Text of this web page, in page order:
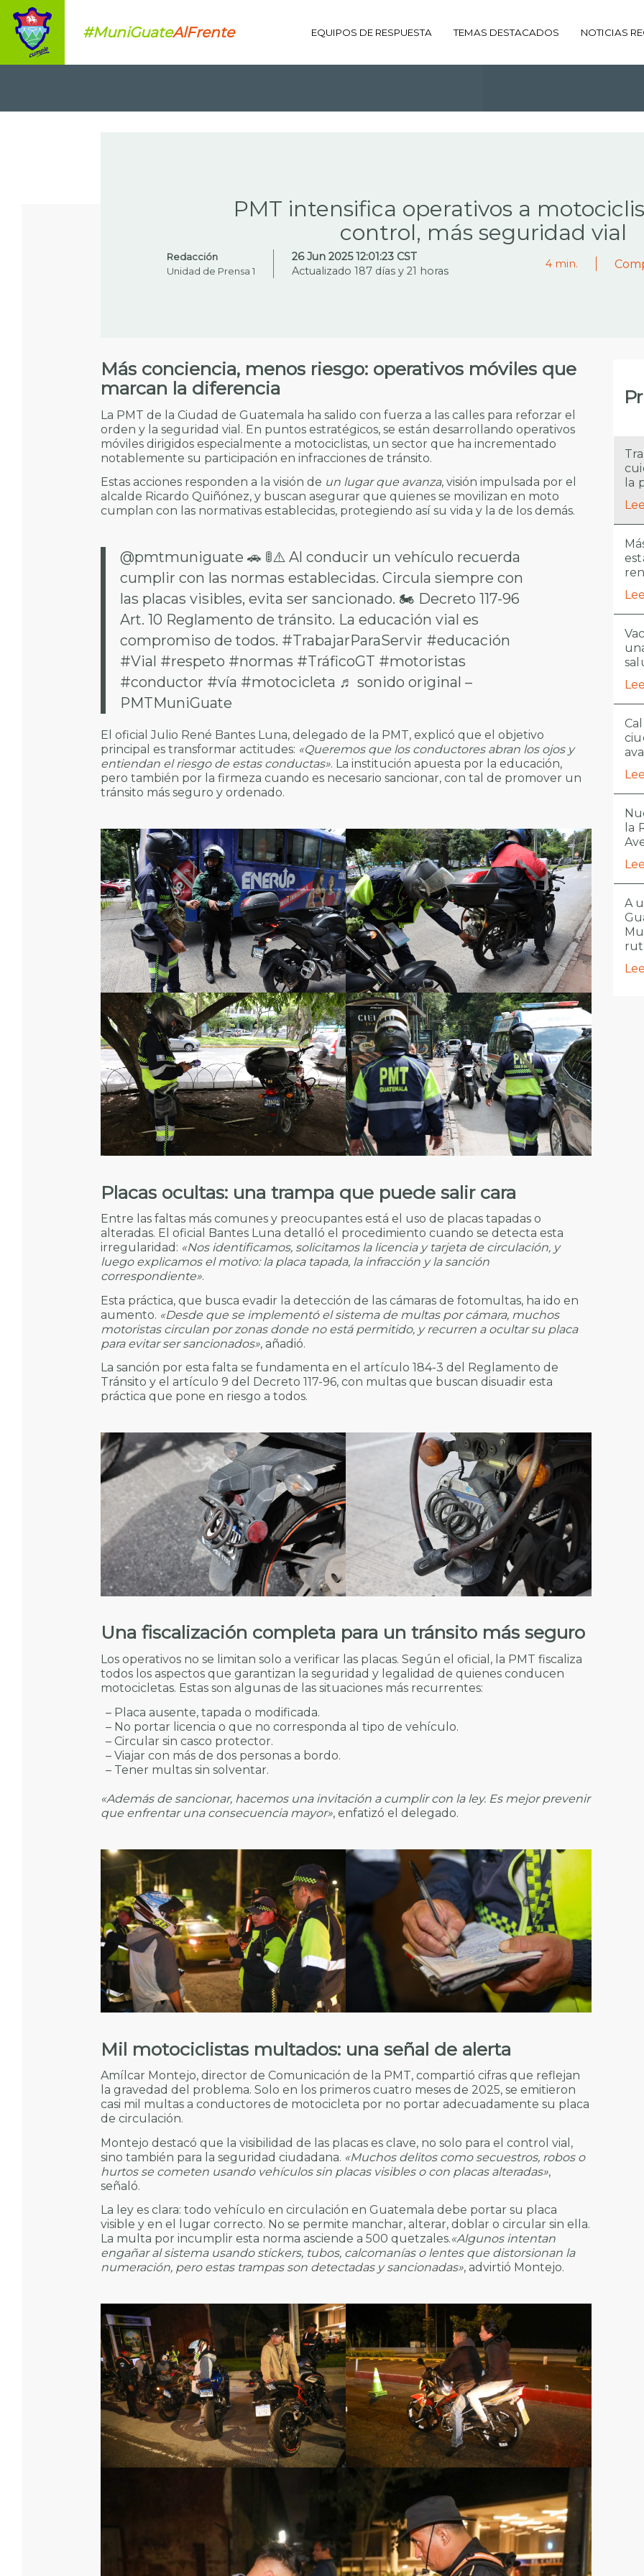
EQUIPOS DE RESPUESTA TEMAS DESTACADOS NOTICIAS
#MuniGuateAlFrente
PMT intensifica operativos a
control, más seguridad vial
Redacción
Unidad de Prensa 1
26 Jun 2025 12:01:23 CST
Actualizado 187 días y 21 horas
4 min.
Más conciencia, menos riesgo: operativos móviles que
marcan la diferencia
La PMT de la Ciudad de Guatemala ha salido con fuerza a las calles para reforzar el
orden y la seguridad vial. En puntos estratégicos, se están desarrollando operativos
móviles dirigidos especialmente a motociclistas, un sector que ha incrementado
notablemente su participación en infracciones de tránsito.
Estas acciones responden a la visión de un lugar que avanza, visión impulsada por el
alcalde Ricardo Quiñónez, y buscan asegurar que quienes se movilizan en moto
cumplan con las normativas establecidas, protegiendo así su vida y la de los demás.
@pmtmuniguate 🚗 🚦⚠️ Al conducir un vehículo recuerda
cumplir con las normas establecidas. Circula siempre con
las placas visibles, evita ser sancionado. 🏍️ Decreto 117-96
Art. 10 Reglamento de tránsito. La educación vial es
compromiso de todos. #TrabajarParaServir #educación
#Vial #respeto #normas #TráficoGT #motoristas
#conductor #vía #motocicleta ♬ sonido original –
PMTMuniGuate
El oficial Julio René Bantes Luna, delegado de la PMT, explicó que el objetivo
principal es transformar actitudes: «Queremos que los conductores abran los ojos y
entiendan el riesgo de estas conductas». La institución apuesta por la educación,
pero también por la firmeza cuando es necesario sancionar, con tal de promover un
tránsito más seguro y ordenado.
Placas ocultas: una trampa que puede salir cara
Entre las faltas más comunes y preocupantes está el uso de placas tapadas o
alteradas. El oficial Bantes Luna detalló el procedimiento cuando se detecta esta
irregularidad: «Nos identificamos, solicitamos la licencia y tarjeta de circulación, y
luego explicamos el motivo: la placa tapada, la infracción y la sanción
correspondiente».
Esta práctica, que busca evadir la detección de las cámaras de fotomultas, ha ido en
aumento. «Desde que se implementó el sistema de multas por cámara, muchos
motoristas circulan por zonas donde no está permitido, y recurren a ocultar su placa
para evitar ser sancionados», añadió.
La sanción por esta falta se fundamenta en el artículo 184-3 del Reglamento de
Tránsito y el artículo 9 del Decreto 117-96, con multas que buscan disuadir esta
práctica que pone en riesgo a todos.
Una fiscalización completa para un tránsito más seguro
Los operativos no se limitan solo a verificar las placas. Según el oficial, la PMT fiscaliza
todos los aspectos que garantizan la seguridad y legalidad de quienes conducen
motocicletas. Estas son algunas de las situaciones más recurrentes:
– Placa ausente, tapada o modificada.
– No portar licencia o que no corresponda al tipo de vehículo.
– Circular sin casco protector.
– Viajar con más de dos personas a bordo.
– Tener multas sin solventar.
«Además de sancionar, hacemos una invitación a cumplir con la ley. Es mejor prevenir
que enfrentar una consecuencia mayor», enfatizó el delegado.
Mil motociclistas multados: una señal de alerta
Amílcar Montejo, director de Comunicación de la PMT, compartió cifras que reflejan
la gravedad del problema. Solo en los primeros cuatro meses de 2025, se emitieron
casi mil multas a conductores de motocicleta por no portar adecuadamente su placa
de circulación.
Montejo destacó que la visibilidad de las placas es clave, no solo para el control vial,
sino también para la seguridad ciudadana. «Muchos delitos como secuestros, robos o
hurtos se cometen usando vehículos sin placas visibles o con placas alteradas»,
señaló.
La ley es clara: todo vehículo en circulación en Guatemala debe portar su placa
visible y en el lugar correcto. No se permite manchar, alterar, doblar o circular sin ella.
La multa por incumplir esta norma asciende a 500 quetzales.«Algunos intentan
engañar al sistema usando stickers, tubos, calcomanías o lentes que distorsionan la
numeración, pero estas trampas son detectadas y sancionadas», advirtió Montejo.
la
la
A